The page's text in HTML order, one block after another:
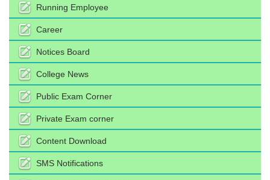
Running Employee
Career
Notices Board
College News
Public Exam Corner
Private Exam corner
Content Download
SMS Notifications